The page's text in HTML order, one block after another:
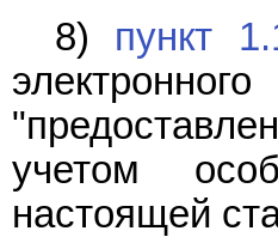
8) пункт
учетом
настоящей